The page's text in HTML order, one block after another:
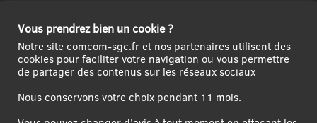
Vous prendrez bien un cookie ?
Notre site comcom-sgc.fr et nos partenaires utilisent des
cookies pour faciliter votre navigation ou vous permettre
de partager des contenus sur les réseaux sociaux
Nous conservons votre choix pendant 11 mois.